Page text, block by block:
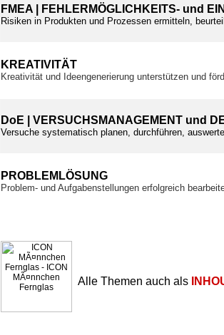
FMEA | FEHLERMÖGLICHKEITS- und
Risiken in Produkten und Prozessen ermitteln,
KREATIVITÄT
Kreativität und Ideengenerierung unterstützen und
DoE | VERSUCHSMANAGEMENT und
Versuche systematisch planen, durchführen,
PROBLEMLÖSUNG
Problem- und Aufgabenstellungen erfolgreich
Alle Themen auch als